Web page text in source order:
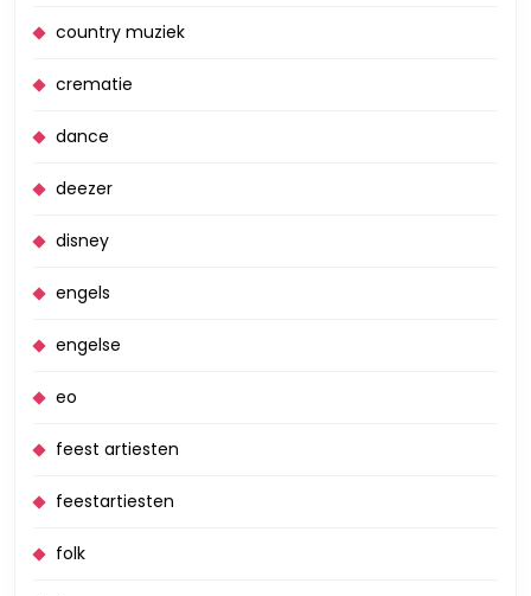
country muziek
crematie
dance
deezer
disney
engels
engelse
eo
feest artiesten
feestartiesten
folk